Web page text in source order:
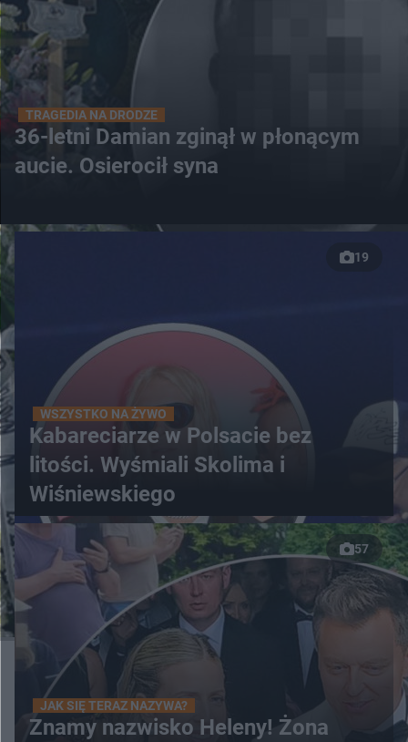
TRAGEDIA NA DRODZE
36-letni Damian zginął w płonącym
aucie. Osierocił syna
19
WSZYSTKO NA ŻYWO
Kabareciarze w Polsacie bez
litości. Wyśmiali Skolima i
Wiśniewskiego
57
JAK SIĘ TERAZ NAZYWA?
Znamy nazwisko Heleny! Żona